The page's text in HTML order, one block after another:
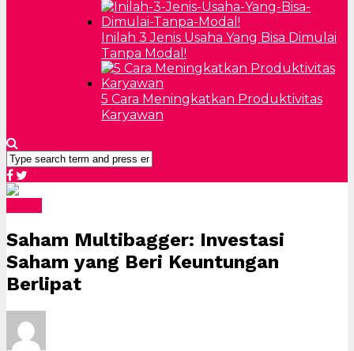
Inilah 3 Jenis Usaha Yang Bisa Dimulai
Tanpa Modal!
5 Cara Meningkatkan Produktivitas
Karyawan
Saham Multibagger: Investasi
Saham yang Beri Keuntungan
Berlipat